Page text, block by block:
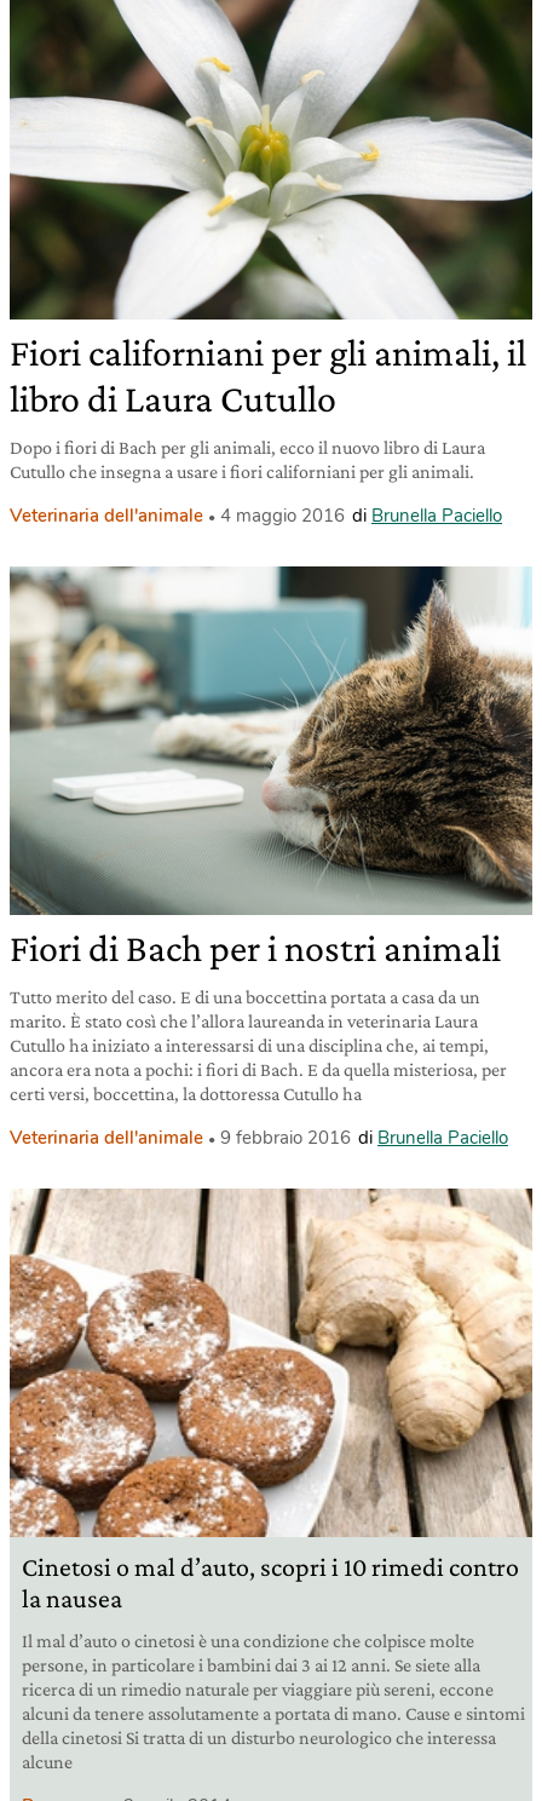
Fiori californiani per gli animali, il
libro di Laura Cutullo
Dopo i fiori di Bach per gli animali, ecco il nuovo libro di Laura
Cutullo che insegna a usare i fiori californiani per gli animali.
Veterinaria dell'animale 4 maggio 2016 di Brunella Paciello
Fiori di Bach per i nostri animali
Tutto merito del caso. E di una boccettina portata a casa da un
marito. È stato così che l’allora laureanda in veterinaria Laura
Cutullo ha iniziato a interessarsi di una disciplina che, ai tempi,
ancora era nota a pochi: i fiori di Bach. E da quella misteriosa, per
certi versi, boccettina, la dottoressa Cutullo ha
Veterinaria dell'animale 9 febbraio 2016 di Brunella Paciello
Cinetosi o mal d’auto, scopri i 10 rimedi contro
la nausea
Il mal d’auto o cinetosi è una condizione che colpisce molte
persone, in particolare i bambini dai 3 ai 12 anni. Se siete alla
ricerca di un rimedio naturale per viaggiare più sereni, eccone
alcuni da tenere assolutamente a portata di mano. Cause e sintomi
della cinetosi Si tratta di un disturbo neurologico che interessa
alcune